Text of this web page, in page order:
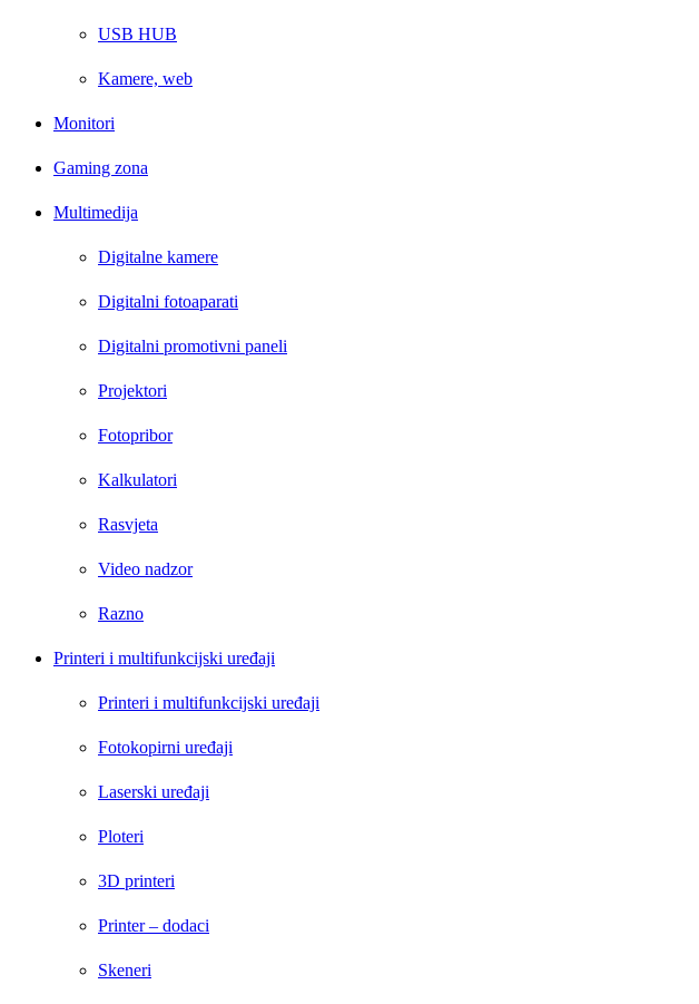
USB HUB
Kamere, web
Monitori
Gaming zona
Multimedija
Digitalne kamere
Digitalni fotoaparati
Digitalni promotivni paneli
Projektori
Fotopribor
Kalkulatori
Rasvjeta
Video nadzor
Razno
Printeri i multifunkcijski uređaji
Printeri i multifunkcijski uređaji
Fotokopirni uređaji
Laserski uređaji
Ploteri
3D printeri
Printer – dodaci
Skeneri